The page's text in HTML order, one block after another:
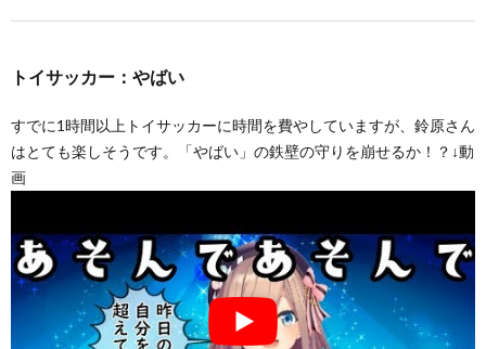
トイサッカー：やばい
すでに1時間以上トイサッカーに時間を費やしていますが、鈴原さん
はとても楽しそうです。「やばい」の鉄壁の守りを崩せるか！？↓動
画